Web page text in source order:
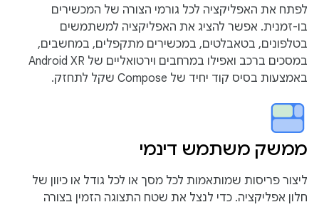
לפתח את האפליקציה לכל גורמי הצורה של המכשירים
בו-זמנית. אפשר להציג את האפליקציה למשתמשים
בטלפונים, בטאבלטים, במכשירים מתקפלים, במחשבים,
במסכים ברכב ואפילו במרחבים וירטואליים של Android XR
באמצעות בסיס קוד יחיד של Compose שקל לתחזק.
ממשק משתמש דינמי
ליצור פריסות שמותאמות לכל מסך או לכל גודל או כיוון של
חלון אפליקציה. כדי לנצל את שטח התצוגה הזמין בצורה